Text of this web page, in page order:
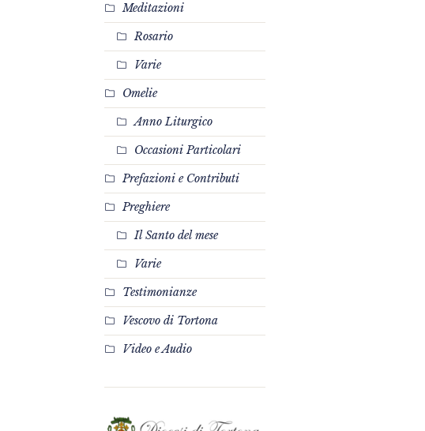
Meditazioni
Rosario
Varie
Omelie
Anno Liturgico
Occasioni Particolari
Prefazioni e Contributi
Preghiere
Il Santo del mese
Varie
Testimonianze
Vescovo di Tortona
Video e Audio